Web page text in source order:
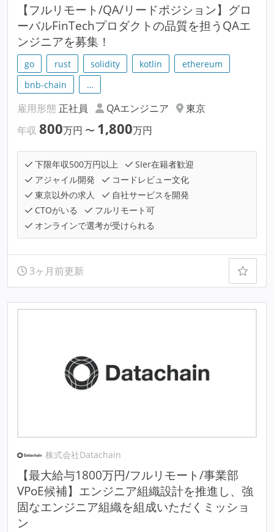
【フルリモート/QA/リードポジション】グロ
ーバルFinTechプロダクトの品質を担うQAエ
ンジニアを募集！
go rust solidity kotlin
ethereum
bnb-chain
…
雇用形態 正社員 QAエンジニア
東京
年収 800万円 〜 1,800万円
下限年収500万円以上
SIer在籍者歓迎
アジャイル開発
コードレビュー文化
東京以外の求人
自社サービスを開発
CTOがいる
フルリモート可
オンラインで選考が受けられる
3ヶ月前更新
株式会社Datachain
【最大給与1800万円/フルリモート/事業部
VPoE候補】エンジニア組織設計を推進し、強
固なエンジニア組織を組成いただくミッショ
ン